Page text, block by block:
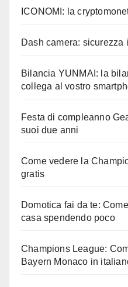
ICONOMI: la
Dash camera: sicurezza
Bilancia YUNMAI: la
collega al vostro
Festa di compleanno
suoi due anni
Come vedere la
gratis
Domotica fai da te:
casa spendendo poco
Champions League:
Bayern Monaco in